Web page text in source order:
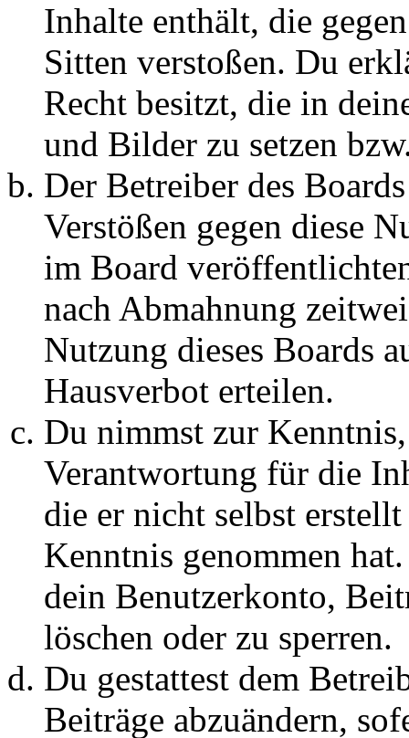
Inhalte enthält, die
Sitten verstoßen. Du
Recht besitzt, die in
und Bilder zu setzen
Der Betreiber des
Verstößen gegen diese
im Board
nach Abmahnung
Nutzung dieses Boards
Hausverbot erteilen.
Du nimmst zur
Verantwortung für die
die er nicht selbst
Kenntnis genommen
dein Benutzerkonto,
löschen oder zu sperren.
Du gestattest dem
Beiträge abzuändern,